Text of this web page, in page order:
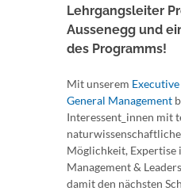
Lehrgangsleiter
Aussenegg und
des Programms!
Mit unserem
General Management
Interessent_innen mit
Möglichkeit, Expertise
Management &
damit den nächsten